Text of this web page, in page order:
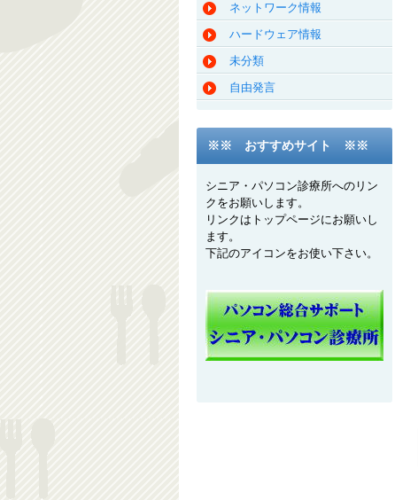
ネットワーク情報
ハードウェア情報
未分類
自由発言
※※ おすすめサイト ※※
シニア・パソコン診療所へのリン
クをお願いします。
リンクはトップページにお願いし
ます。
下記のアイコンをお使い下さい。